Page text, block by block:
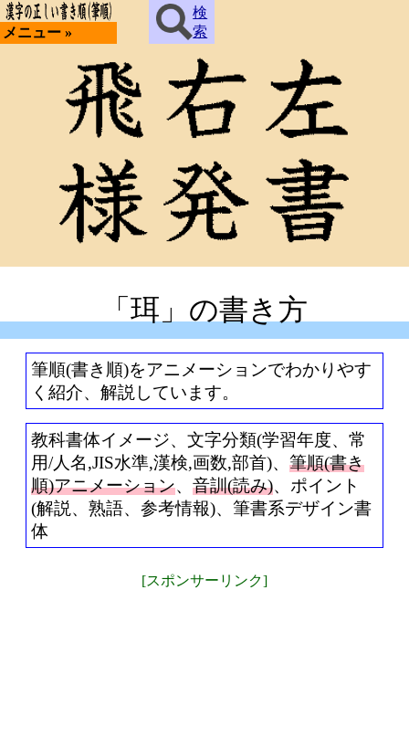
メニュー »
検
索
「珥」の書き方
筆順(書き順)をアニメーションでわかりやす
く紹介、解説しています。
教科書体イメージ、文字分類(学習年度、常
用/人名,JIS水準,漢検,画数,部首)、 筆順(書き
順)アニメーション、 音訓(読み)、ポイント
(解説、熟語、参考情報)、筆書系デザイン書
体
[スポンサーリンク]